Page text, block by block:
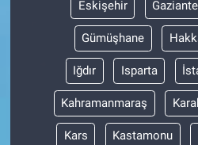
Eskişehir
Gümüşhane
Iğdır Isparta
Kahramanmaraş
Kars Kastamonu